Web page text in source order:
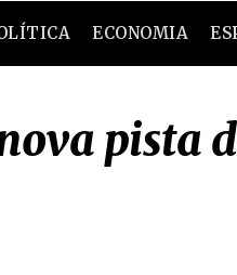
ECONOMIA
pista